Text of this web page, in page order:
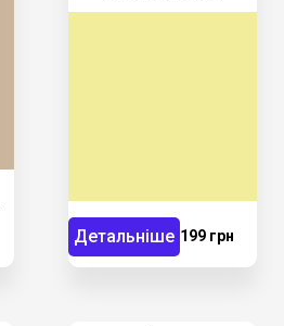
Детальніше 199 грн